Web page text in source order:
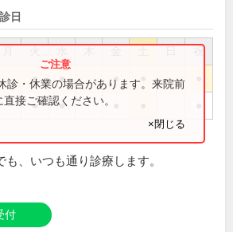
日
祝
● ● ●
● ●
診・休業の場合があります。来院前
接ご確認ください。
×閉じる
も、いつも通り診療します。
付